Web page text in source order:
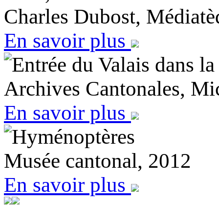
Charles Dubost,
En savoir plus
Entrée du Valais dans
Archives Cantonales,
En savoir plus
Hyménoptères
Musée cantonal, 2012
En savoir plus